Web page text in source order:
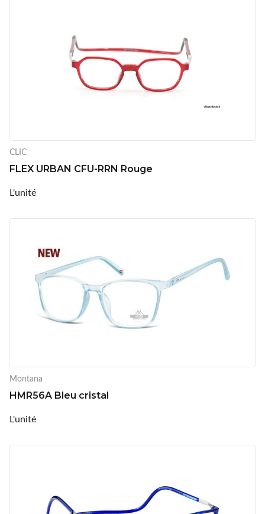
CLIC
FLEX URBAN CFU-RRN Rouge
L'unité
Montana
HMR56A Bleu cristal
L'unité